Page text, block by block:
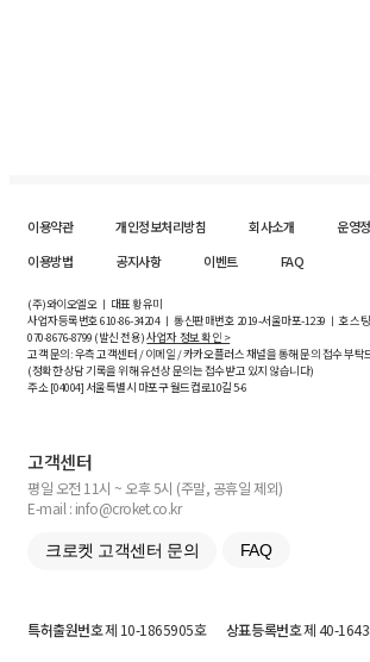
이용약관 개인정보처리방침 회사소개
운영
이용방법
공지사항 이벤트 FAQ
(주)와이오엘오 ㅣ 대표 황유미
사업자등록번호610-86-34204ㅣ 통신판매번호 2019-서울마포-1239 ㅣ 호스
070-8676-8799 (발신 전용)사업자 정보 확인 >
고객 문의: 우측 고객센터 / 이메일 / 카카오플러스 채널을 통해 문의 접수 부탁
(정확한 상담 기록을 위해 유선상 문의는 접수받고 있지 않습니다)
주소 [04004] 서울특별시 마포구 월드컵로10길5-6
고객센터
평일 오전 11시 ~ 오후 5시 (주말, 공휴일 제외)
E-mail : info@croket.co.kr
크로켓 고객센터 문의 FAQ
특허출원번호제 10-1865905호 상표등록번호제 40-